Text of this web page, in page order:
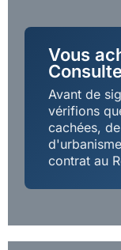
Vous
Avant de
vérifions
cachées,
contrat au